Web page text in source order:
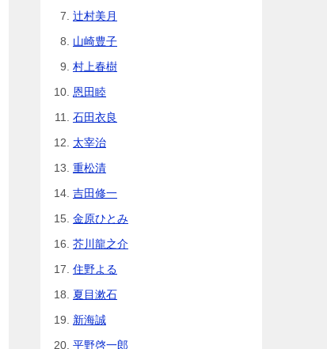
辻村美月
山崎豊子
村上春樹
恩田睦
石田衣良
太宰治
重松清
吉田修一
金原ひとみ
芥川龍之介
住野よる
夏目漱石
新海誠
平野啓一郎